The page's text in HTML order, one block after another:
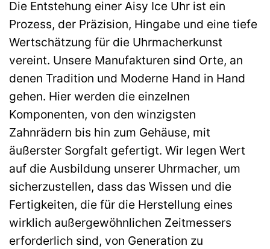
Die Entstehung einer Aisy Ice Uhr ist ein
Prozess, der Präzision, Hingabe und eine tiefe
Wertschätzung für die Uhrmacherkunst
vereint. Unsere Manufakturen sind Orte, an
denen Tradition und Moderne Hand in Hand
gehen. Hier werden die einzelnen
Komponenten, von den winzigsten
Zahnrädern bis hin zum Gehäuse, mit
äußerster Sorgfalt gefertigt. Wir legen Wert
auf die Ausbildung unserer Uhrmacher, um
sicherzustellen, dass das Wissen und die
Fertigkeiten, die für die Herstellung eines
wirklich außergewöhnlichen Zeitmessers
erforderlich sind, von Generation zu